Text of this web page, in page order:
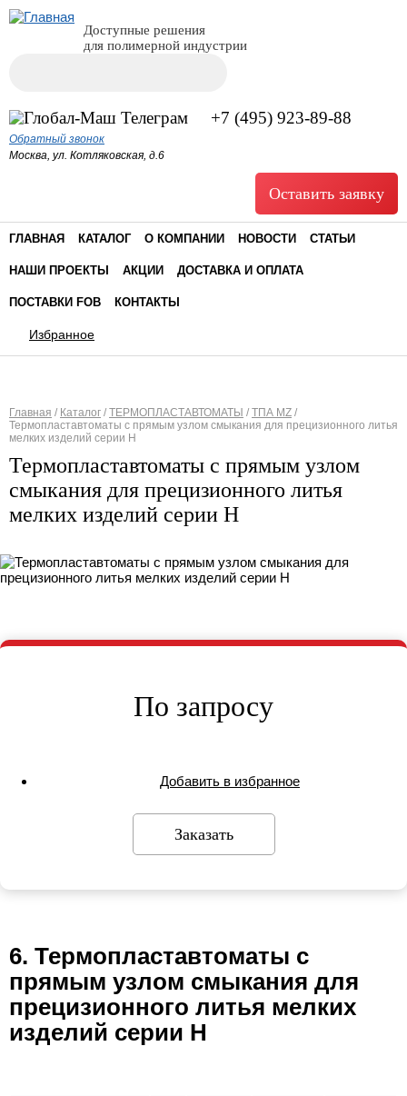
Доступные решения
для полимерной индустрии
+7 (495) 923-89-88
Обратный звонок
Москва, ул. Котляковская, д.6
Оставить заявку
ГЛАВНАЯ КАТАЛОГ О КОМПАНИИ НОВОСТИ СТАТЬИ
НАШИ ПРОЕКТЫ АКЦИИ ДОСТАВКА И ОПЛАТА
ПОСТАВКИ FOB КОНТАКТЫ
Избранное
Вы здесь
Главная / Каталог / ТЕРМОПЛАСТАВТОМАТЫ / ТПА MZ /
Термопластавтоматы с прямым узлом смыкания для прецизионного литья
мелких изделий серии H
Термопластавтоматы с прямым узлом
смыкания для прецизионного литья
мелких изделий серии H
По запросу
Добавить в избранное
Заказать
6. Термопластавтоматы с
прямым узлом смыкания для
прецизионного литья мелких
изделий серии H